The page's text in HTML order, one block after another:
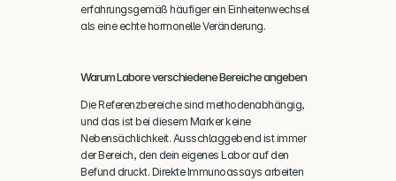
erfahrungsgemäß häufiger ein Einheitenwechsel
als eine echte hormonelle Veränderung.
Warum Labore verschiedene Bereiche angeben
Die Referenzbereiche sind methodenabhängig,
und das ist bei diesem Marker keine
Nebensächlichkeit. Ausschlaggebend ist immer
der Bereich, den dein eigenes Labor auf den
Befund druckt. Direkte Immunoassays arbeiten